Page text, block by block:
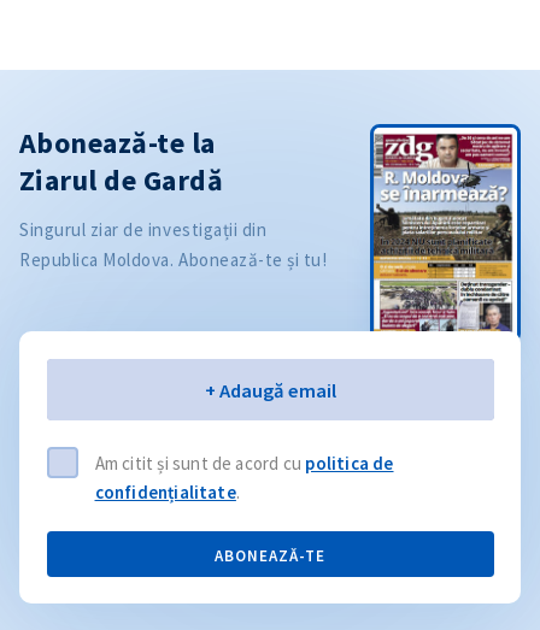
Abonează-te la
Ziarul de Gardă
Singurul ziar de investigații din
Republica Moldova. Abonează-te și tu!
+ Adaugă email
Am citit și sunt de acord cu politica de
confidențialitate.
ABONEAZĂ-TE